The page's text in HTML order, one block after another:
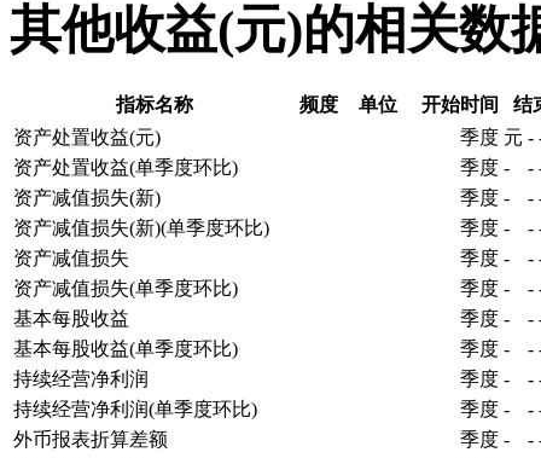
其他收益(元)的相关数
指标名称 频度 单位 开始时间
结
资产处置收益(元)
季度 元 -
资产处置收益(单季度环比)
季度 - -
资产减值损失(新)
季度 - -
资产减值损失(新)(单季度环比)
季度 - -
资产减值损失
季度 - -
资产减值损失(单季度环比)
季度 - -
基本每股收益
季度 - -
基本每股收益(单季度环比)
季度 - -
持续经营净利润
季度 - -
持续经营净利润(单季度环比)
季度 - -
外币报表折算差额
季度 - -